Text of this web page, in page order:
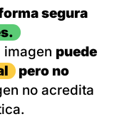
segura
imagen puede
pero no
no acredita